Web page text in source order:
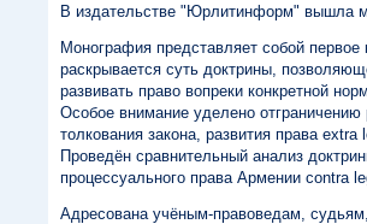
В издательстве "Юрлитинформ" вышла
Монография представляет собой
раскрывается суть доктрины,
развивать право вопреки конкретной
Особое внимание уделено
толкования закона, развития права
Проведён сравнительный анализ
процессуального права Армении contra
Адресована учёным-правоведам,